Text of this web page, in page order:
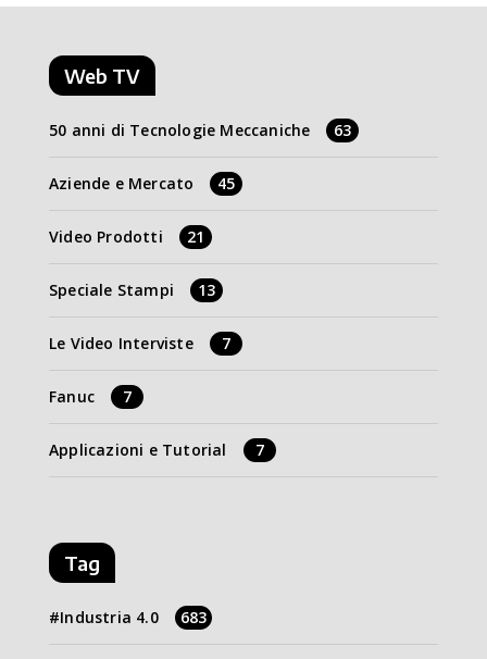
Web TV
50 anni di Tecnologie Meccaniche 63
Aziende e Mercato 45
Video Prodotti 21
Speciale Stampi 13
Le Video Interviste 7
Fanuc 7
Applicazioni e Tutorial 7
Tag
Industria 4.0 683